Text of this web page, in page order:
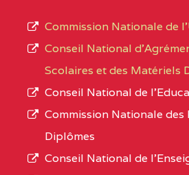
BAPTIST
BAMENDA(1)
NORD-
OUEST
BAPTIST
L’offre
Commission Nationale de
Conseil National
Scolaires et des Matériels
Conseil National de
Commission Nationale des
Diplômes
Conseil National de